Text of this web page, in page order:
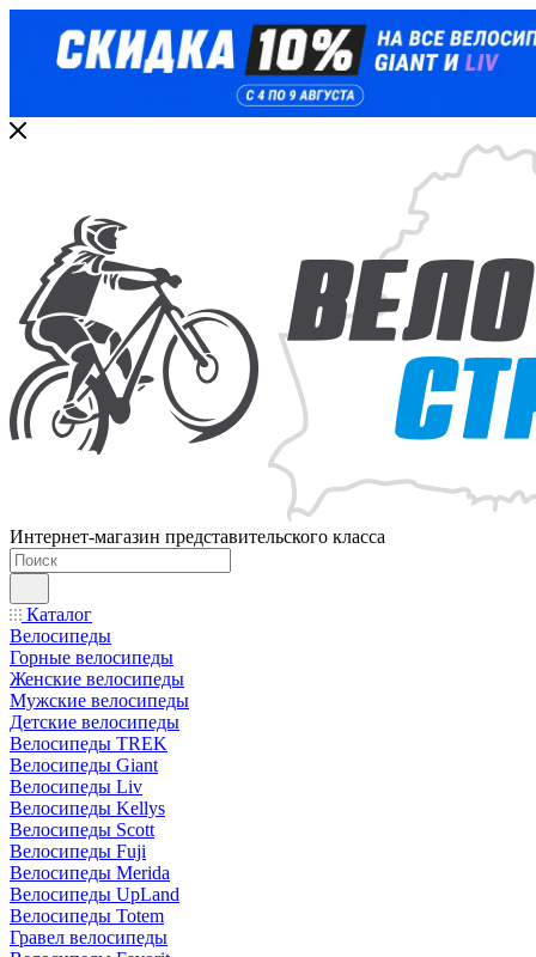
Интернет-магазин представительского класса
Каталог
Велосипеды
Горные велосипеды
Женские велосипеды
Мужские велосипеды
Детские велосипеды
Велосипеды TREK
Велосипеды Giant
Велосипеды Liv
Велосипеды Kellys
Велосипеды Scott
Велосипеды Fuji
Велосипеды Merida
Велосипеды UpLand
Велосипеды Totem
Гравел велосипеды